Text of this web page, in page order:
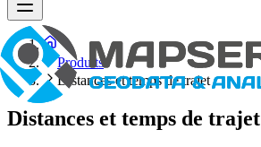
Produits
Distances et temps de trajet
Distances et temps de trajet